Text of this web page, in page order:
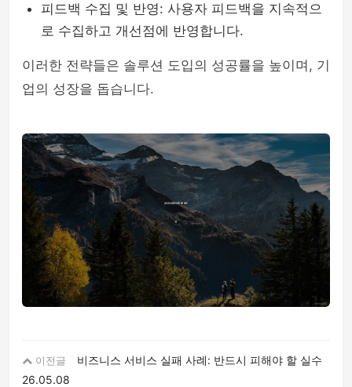
피드백 수집 및 반영: 사용자 피드백을 지속적으
로 수집하고 개선점에 반영합니다.
이러한 전략들은 솔루션 도입의 성공률을 높이며, 기
업의 성장을 돕습니다.
이전글
비즈니스 서비스 실패 사례: 반드시 피해야 할 실수
26.05.08